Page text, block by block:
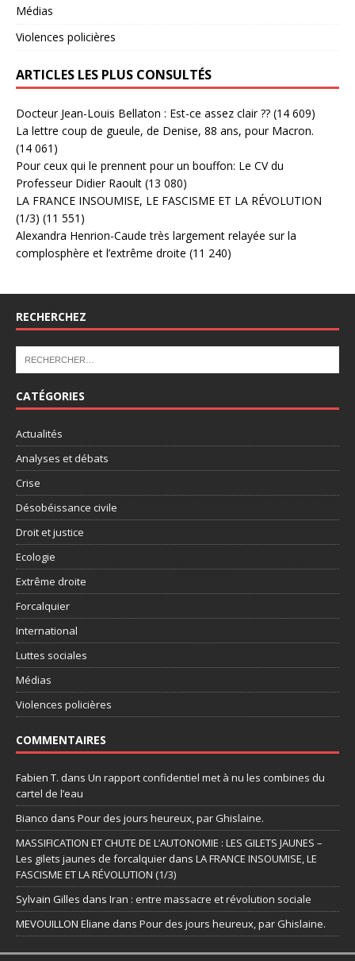
Médias
Violences policières
ARTICLES LES PLUS CONSULTÉS
Docteur Jean-Louis Bellaton : Est-ce assez clair ?? (14 609)
La lettre coup de gueule, de Denise, 88 ans, pour Macron.
(14 061)
Pour ceux qui le prennent pour un bouffon: Le CV du
Professeur Didier Raoult (13 080)
LA FRANCE INSOUMISE, LE FASCISME ET LA RÉVOLUTION
(1/3) (11 551)
Alexandra Henrion-Caude très largement relayée sur la
complosphère et l’extrême droite (11 240)
RECHERCHEZ
CATÉGORIES
Actualités
Analyses et débats
Crise
Désobéissance civile
Droit et justice
Ecologie
Extrême droite
Forcalquier
International
Luttes sociales
Médias
Violences policières
COMMENTAIRES
Fabien T. dans Un rapport confidentiel met à nu les combines du
cartel de l’eau
Bianco dans Pour des jours heureux, par Ghislaine.
MASSIFICATION ET CHUTE DE L’AUTONOMIE : LES GILETS JAUNES –
Les gilets jaunes de forcalquier dans LA FRANCE INSOUMISE, LE
FASCISME ET LA RÉVOLUTION (1/3)
Sylvain Gilles dans Iran : entre massacre et révolution sociale
MEVOUILLON Eliane dans Pour des jours heureux, par Ghislaine.